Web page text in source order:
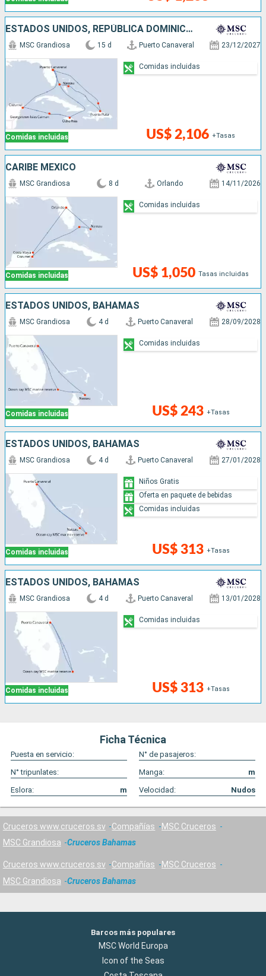
ESTADOS UNIDOS, REPÚBLICA DOMINICANA, BAHAMAS, JAMAICA, ISLAS CAIMÁN, MÉXICO
Comidas incluidas
MSC Grandiosa 15 d Puerto Canaveral 23/12/2027
US$ 2,106 +Tasas
Comidas incluidas
CARIBE MEXICO
Comidas incluidas
MSC Grandiosa 8 d Orlando 14/11/2026
US$ 1,050 Tasas incluidas
Comidas incluidas
ESTADOS UNIDOS, BAHAMAS
Comidas incluidas
MSC Grandiosa 4 d Puerto Canaveral 28/09/2028
US$ 243 +Tasas
Comidas incluidas
ESTADOS UNIDOS, BAHAMAS
Comidas incluidas
MSC Grandiosa 4 d Puerto Canaveral 27/01/2028
US$ 313 +Tasas
Niños Gratis
Oferta en paquete de bebidas
Comidas incluidas
ESTADOS UNIDOS, BAHAMAS
Comidas incluidas
MSC Grandiosa 4 d Puerto Canaveral 13/01/2028
US$ 313 +Tasas
Comidas incluidas
Ficha Técnica
Puesta en servicio:
N° de pasajeros:
N° tripunlates:
Manga:
m
Eslora:
m Velocidad: Nudos
Cruceros www.cruceros.sv Compañías
MSC Cruceros
MSC Grandiosa
Cruceros Bahamas
Cruceros www.cruceros.sv Compañías
MSC Cruceros
MSC Grandiosa
Cruceros Bahamas
Barcos más populares
MSC World Europa
Icon of the Seas